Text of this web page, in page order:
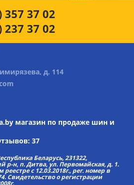
357 37 02
237 37 02
д. 114
магазин по продаже шин и
37
Беларусь, 231322,
р-н, п. Дитва, ул. Первомайская, д. 1.
с 12.03.2018г., рег. номер в
Свидетельство о регистрации